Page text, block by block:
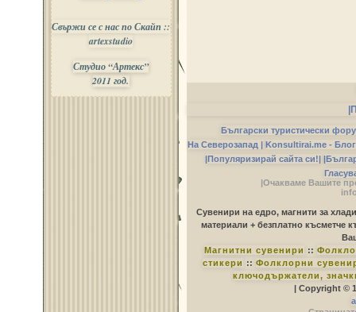
Свържи се с нас по Скайп ::
artexstudio
Студио “Артекс”
2011 год.
Български туристически
На Северозапад | Konsultirai.me -
|Популяризирай сайта си!|
|Очакваме Вашите
Сувенири на едро, магнити за
материали + безплатно късметче
Магнитни сувенири ::
стикери :: Фолклорни
ключодържатели,
| Copyright ©